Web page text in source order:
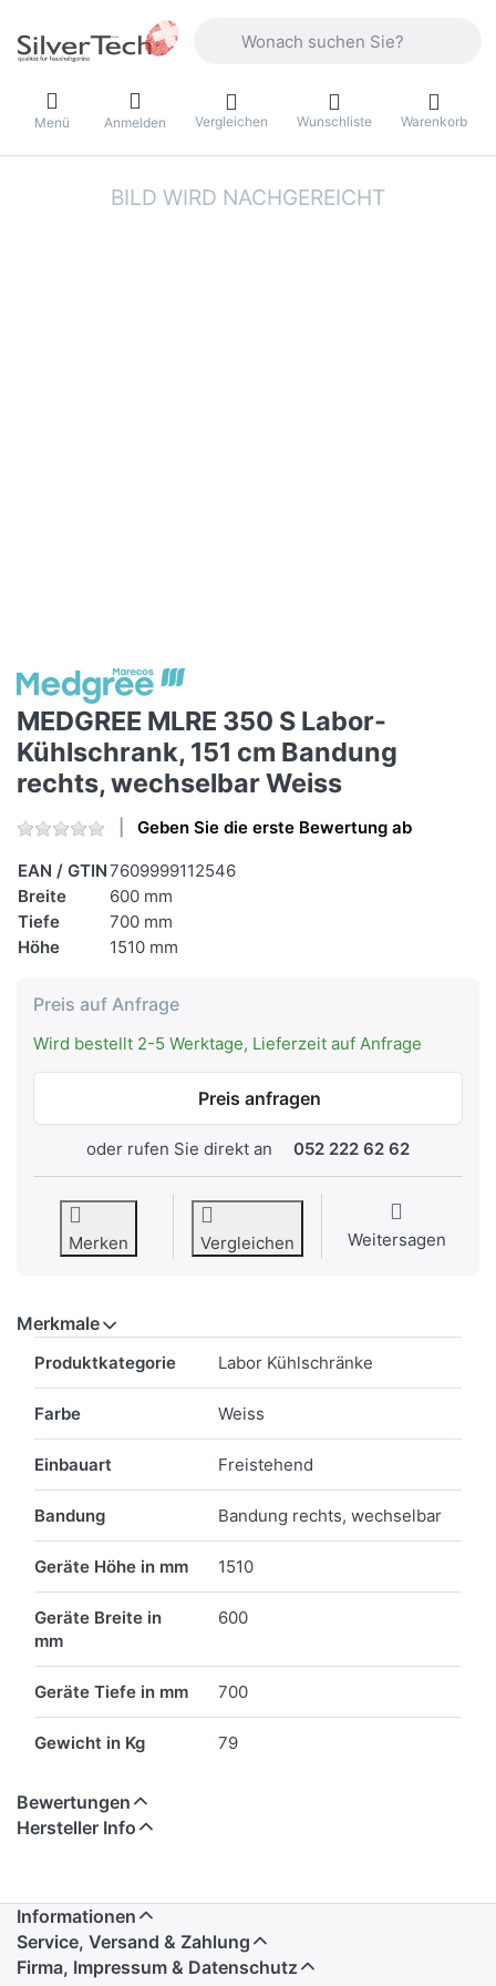
Menü Anmelden Vergleichen Wunschliste Warenkorb
MEDGREE MLRE 350 S Labor-
Kühlschrank, 151 cm Bandung
rechts, wechselbar Weiss
Geben Sie die erste Bewertung ab
EAN / GTIN7609999112546
Breite
600 mm
Tiefe
700 mm
Höhe
1510 mm
Preis auf Anfrage
Wird bestellt 2-5 Werktage, Lieferzeit auf Anfrage
Preis anfragen
oder rufen Sie direkt an 052 222 62 62
Merken Vergleichen Weitersagen
Merkmale
Produktkategorie Labor Kühlschränke
Farbe Weiss
Einbauart Freistehend
Bandung Bandung rechts, wechselbar
Geräte Höhe in mm 1510
Geräte Breite in
mm
600
Geräte Tiefe in mm 700
Gewicht in Kg 79
Bewertungen
Hersteller Info
Informationen
Service, Versand & Zahlung
Firma, Impressum & Datenschutz